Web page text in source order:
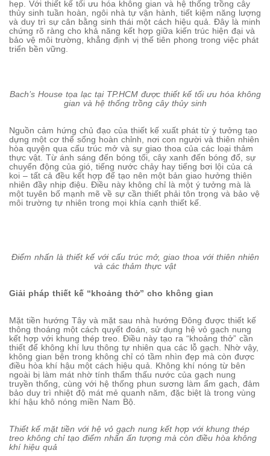
hẹp. Với thiết kế tối ưu hóa không gian và hệ thống trồng cây
thủy sinh tuần hoàn, ngôi nhà tự vận hành, tiết kiệm năng lượng
và duy trì sự cân bằng sinh thái một cách hiệu quả. Đây là minh
chứng rõ ràng cho khả năng kết hợp giữa kiến trúc hiện đại và
bảo vệ môi trường, khẳng định vị thế tiên phong trong việc phát
triển bền vững.
Bach’s House tọa lạc tại TP.HCM được thiết kế tối ưu hóa không
gian và hệ thống trồng cây thủy sinh
Nguồn cảm hứng chủ đạo của thiết kế xuất phát từ ý tưởng tạo
dựng một cơ thể sống hoàn chỉnh, nơi con người và thiên nhiên
hòa quyện qua cấu trúc mở và sự giao thoa của các loại thảm
thực vật. Từ ánh sáng đến bóng tối, cây xanh đến bóng đổ, sự
chuyển động của gió, tiếng nước chảy hay tiếng bơi lội của cá
koi – tất cả đều kết hợp để tạo nên một bản giao hưởng thiên
nhiên đầy nhịp điệu. Điều này không chỉ là một ý tưởng mà là
một tuyên bố mạnh mẽ về sự cần thiết phải tôn trọng và bảo vệ
môi trường tự nhiên trong mọi khía cạnh thiết kế.
Điểm nhấn là thiết kế với cấu trúc mở, giao thoa với thiên nhiên
và các thảm thực vật
Giải pháp thiết kế “khoảng thở” cho không gian
Mặt tiền hướng Tây và mặt sau nhà hướng Đông được thiết kế
thông thoáng một cách quyết đoán, sử dụng hệ vỏ gạch nung
kết hợp với khung thép treo. Điều này tạo ra “khoảng thở” cần
thiết để không khí lưu thông tự nhiên qua các lỗ gạch. Nhờ vậy,
không gian bên trong không chỉ có tầm nhìn đẹp mà còn được
điều hòa khí hậu một cách hiệu quả. Không khí nóng từ bên
ngoài bị làm mát nhờ tính thẩm thấu nước của gạch nung
truyền thống, cùng với hệ thống phun sương làm ẩm gạch, đảm
bảo duy trì nhiệt độ mát mẻ quanh năm, đặc biệt là trong vùng
khí hậu khô nóng miền Nam Bộ.
Thiết kế mặt tiền với hệ vỏ gạch nung kết hợp với khung thép
treo không chỉ tạo điểm nhấn ấn tượng mà còn điều hòa không
khí hiệu quả